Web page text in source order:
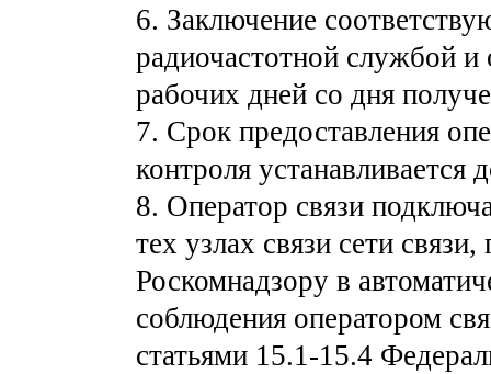
6. Заключение
радиочастотной службой и
рабочих дней со дня
7. Срок предоставления
контроля устанавливается
8. Оператор связи
тех узлах связи сети
Роскомнадзору в
соблюдения оператором
статьями 15.1-15.4